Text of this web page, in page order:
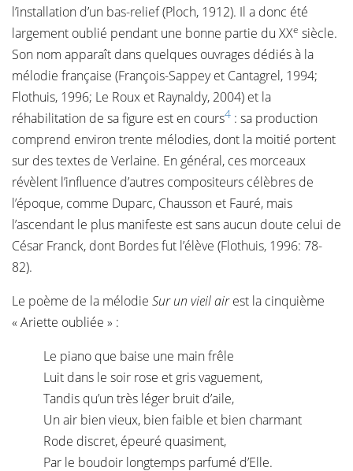
l’installation d’un bas-relief (Ploch, 1912). Il a donc été
largement oublié pendant une bonne partie du XXe siècle.
Son nom apparaît dans quelques ouvrages dédiés à la
mélodie française (François-Sappey et Cantagrel, 1994;
Flothuis, 1996; Le Roux et Raynaldy, 2004) et la
réhabilitation de sa figure est en cours4 : sa production
comprend environ trente mélodies, dont la moitié portent
sur des textes de Verlaine. En général, ces morceaux
révèlent l’influence d’autres compositeurs célèbres de
l’époque, comme Duparc, Chausson et Fauré, mais
l’ascendant le plus manifeste est sans aucun doute celui de
César Franck, dont Bordes fut l’élève (Flothuis, 1996: 78-
82).
Le poème de la mélodie Sur un vieil airest la cinquième
« Ariette oubliée » :
Le piano que baise une main frêle
Luit dans le soir rose et gris vaguement,
Tandis qu’un très léger bruit d’aile,
Un air bien vieux, bien faible et bien charmant
Rode discret, épeuré quasiment,
Par le boudoir longtemps parfumé d’Elle.